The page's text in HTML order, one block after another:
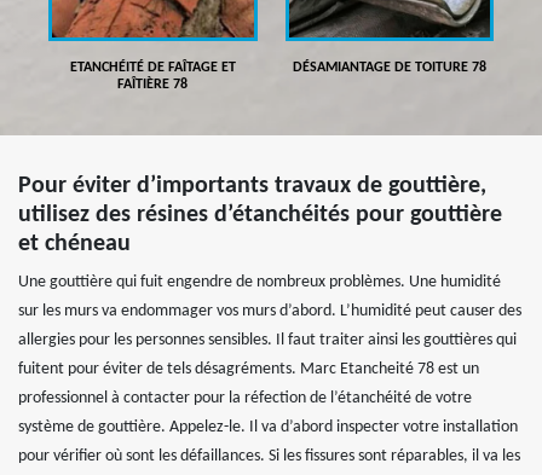
ETANCHÉITÉ DE FAÎTAGE ET
FAÎTIÈRE 78
DÉSAMIANTAGE DE TOITURE 78
Pour éviter d’importants travaux de gouttière,
utilisez des résines d’étanchéités pour gouttière
et chéneau
Une gouttière qui fuit engendre de nombreux problèmes. Une humidité
sur les murs va endommager vos murs d’abord. L’humidité peut causer des
allergies pour les personnes sensibles. Il faut traiter ainsi les gouttières qui
fuitent pour éviter de tels désagréments. Marc Etancheité 78 est un
professionnel à contacter pour la réfection de l’étanchéité de votre
système de gouttière. Appelez-le. Il va d’abord inspecter votre installation
pour vérifier où sont les défaillances. Si les fissures sont réparables, il va les